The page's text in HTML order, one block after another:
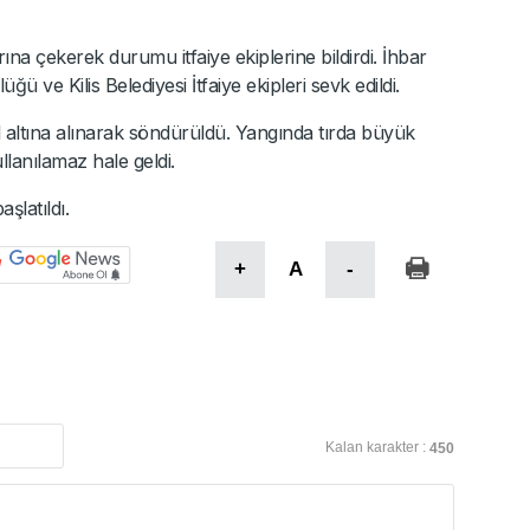
çekerek durumu itfaiye ekiplerine bildirdi. İhbar
ve Kilis Belediyesi İtfaiye ekipleri sevk edildi.
alınarak söndürüldü. Yangında tırda büyük
hale geldi.
+ A -
Kalan karakter : 450